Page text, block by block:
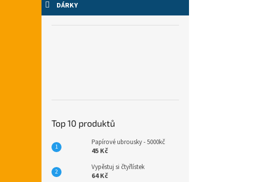
DÁRKY
Top 10 produktů
Papírové ubrousky - 5000kč
45 Kč
Vypěstuj si čtyřlístek
64 Kč